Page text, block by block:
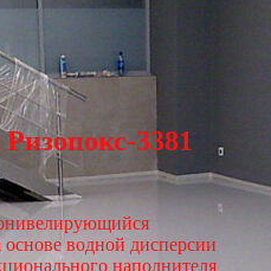
3381
водной дисперсии
наполнителя